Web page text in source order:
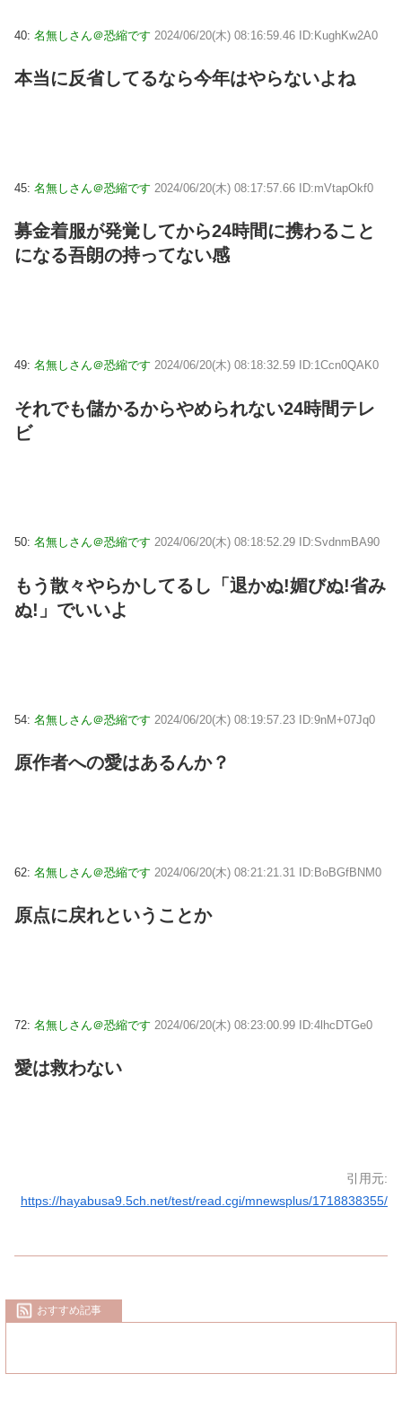
40: 名無しさん＠恐縮です 2024/06/20(木) 08:16:59.46 ID:KughKw2A0
本当に反省してるなら今年はやらないよね
45: 名無しさん＠恐縮です 2024/06/20(木) 08:17:57.66 ID:mVtapOkf0
募金着服が発覚してから24時間に携わること
になる吾朗の持ってない感
49: 名無しさん＠恐縮です 2024/06/20(木) 08:18:32.59 ID:1Ccn0QAK0
それでも儲かるからやめられない24時間テレ
ビ
50: 名無しさん＠恐縮です 2024/06/20(木) 08:18:52.29 ID:SvdnmBA90
もう散々やらかしてるし「退かぬ!媚びぬ!省み
ぬ!」でいいよ
54: 名無しさん＠恐縮です 2024/06/20(木) 08:19:57.23 ID:9nM+07Jq0
原作者への愛はあるんか？
62: 名無しさん＠恐縮です 2024/06/20(木) 08:21:21.31 ID:BoBGfBNM0
原点に戻れということか
72: 名無しさん＠恐縮です 2024/06/20(木) 08:23:00.99 ID:4lhcDTGe0
愛は救わない
引用元:
https://hayabusa9.5ch.net/test/read.cgi/mnewsplus/1718838355/
おすすめ記事